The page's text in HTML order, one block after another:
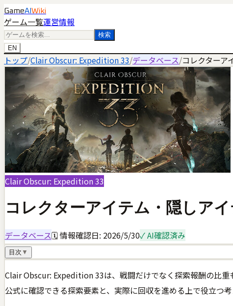
GameAI Wiki
ゲーム一覧運営情報
検索
EN
トップ/Clair Obscur: Expedition 33/データベース/コレクターア
Clair Obscur: Expedition 33
コレクターアイテム・隠しア
データベース🗓 情報確認日: 2026/5/30✓ AI確認済み
目次 ▼
Clair Obscur: Expedition 33は、戦闘だけでなく探索報酬の比重
公式に確認できる探索要素と、実際に回収を進める上で役立つ考